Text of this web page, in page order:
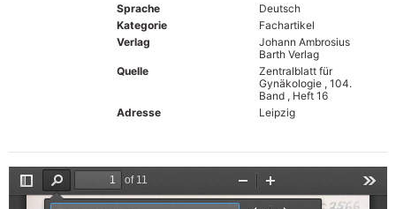
Sprache
Deutsch
Kategorie
Fachartikel
Verlag
Johann Ambrosius
Barth Verlag
Quelle
Zentralblatt für
Gynäkologie , 104.
Band , Heft 16
Adresse
Leipzig